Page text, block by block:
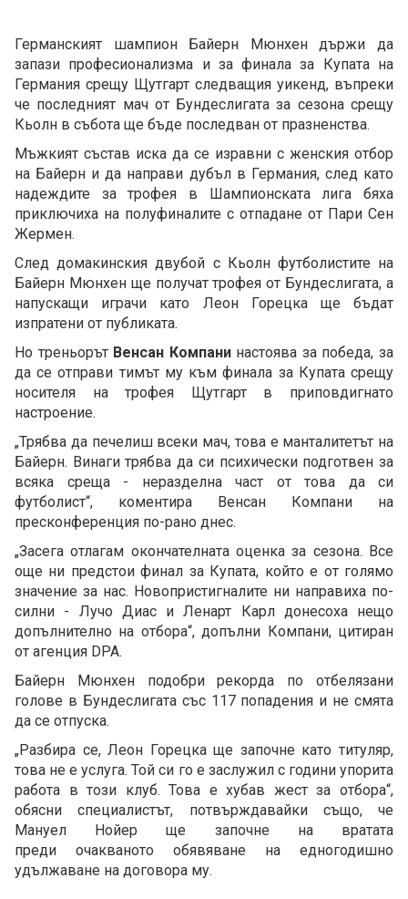
Германският шампион Байерн Мюнхен държи да
запази професионализма и за финала за Купата на
Германия срещу Щутгарт следващия уикенд, въпреки
че последният мач от Бундеслигата за сезона срещу
Кьолн в събота ще бъде последван от празненства.
Мъжкият състав иска да се изравни с женския отбор
на Байерн и да направи дубъл в Германия, след като
надеждите за трофея в Шампионската лига бяха
приключиха на полуфиналите с отпадане от Пари Сен
Жермен.
След домакинския двубой с Кьолн футболистите на
Байерн Мюнхен ще получат трофея от Бундеслигата, а
напускащи играчи като Леон Горецка ще бъдат
изпратени от публиката.
Но треньорът Венсан Компанинастоява за победа, за
да се отправи тимът му към финала за Купата срещу
носителя на трофея Щутгарт в приповдигнато
настроение.
„Трябва да печелиш всеки мач, това е манталитетът на
Байерн. Винаги трябва да си психически подготвен за
всяка среща - неразделна част от това да си
футболист“, коментира Венсан Компани на
пресконференция по-рано днес.
„Засега отлагам окончателната оценка за сезона. Все
още ни предстои финал за Купата, който е от голямо
значение за нас. Новопристигналите ни направиха по-
силни - Лучо Диас и Ленарт Карл донесоха нещо
допълнително на отбора“, допълни Компани, цитиран
от агенция DPA.
Байерн Мюнхен подобри рекорда по отбелязани
голове в Бундеслигата със 117 попадения и не смята
да се отпуска.
„Разбира се, Леон Горецка ще започне като титуляр,
това не е услуга. Той си го е заслужил с години упорита
работа в този клуб. Това е хубав жест за отбора“,
обясни специалистът, потвърждавайки също, че
Мануел Нойер ще започне на вратата
преди очакваното обявяване на едногодишно
удължаване на договора му.